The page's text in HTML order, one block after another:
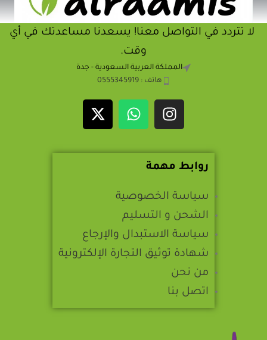
لا تتردد في التواصل معنا! يسعدنا مساعدتك في أي
وقت.
المملكة العربية السعودية - جدة
هاتف : 0555345919
روابط مهمة
سياسة الخصوصية
الشحن و التسليم
سياسة الاستبدال والإرجاع
شهادة توثيق التجارة الإلكترونية
من نحن
اتصل بنا